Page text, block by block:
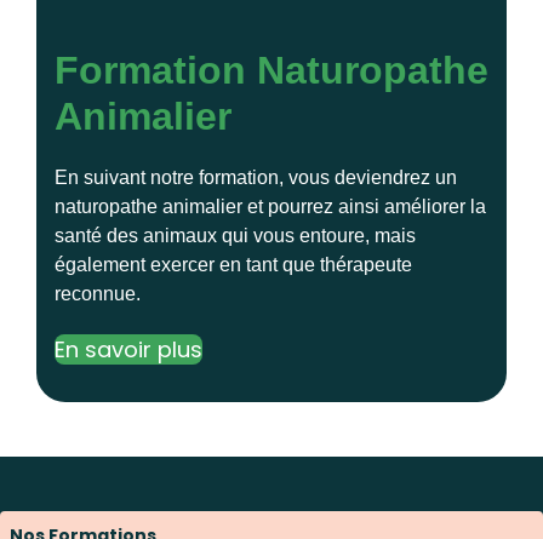
Formation Naturopathe
Animalier
En suivant notre formation, vous deviendrez un
naturopathe animalier et pourrez ainsi améliorer la
santé des animaux qui vous entoure, mais
également exercer en tant que thérapeute
reconnue.
En savoir plus